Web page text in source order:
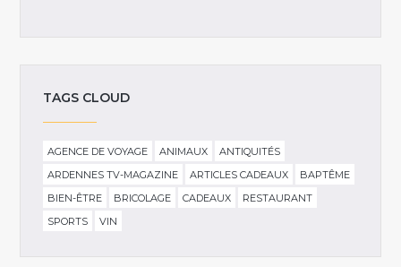
TAGS CLOUD
AGENCE DE VOYAGE ANIMAUX
ANTIQUITÉS
ARDENNES TV-MAGAZINE
ARTICLES CADEAUX
BAPTÊME
BIEN-ÊTRE
BRICOLAGE CADEAUX
RESTAURANT
SPORTS
VIN